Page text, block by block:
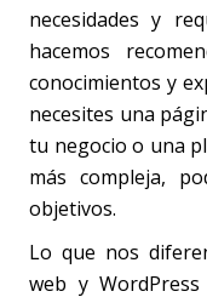
necesidades y
hacemos
conocimientos y
necesites una
tu negocio o una
más compleja,
objetivos.
Lo que nos
web y